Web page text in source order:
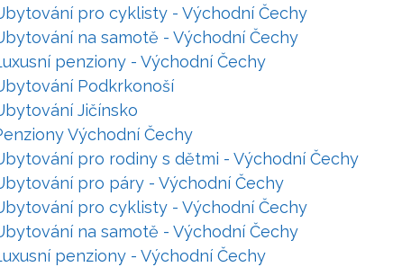
pro cyklisty - Východní Čechy
na samotě - Východní Čechy
penziony - Východní Čechy
Podkrkonoší
Jičínsko
Východní Čechy
pro rodiny s dětmi - Východní Čechy
pro páry - Východní Čechy
pro cyklisty - Východní Čechy
na samotě - Východní Čechy
penziony - Východní Čechy